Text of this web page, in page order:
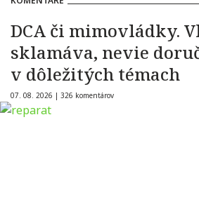
DCA či mimovládky.
sklamáva, nevie
v dôležitých témach
07. 08. 2026 | 326 komentárov